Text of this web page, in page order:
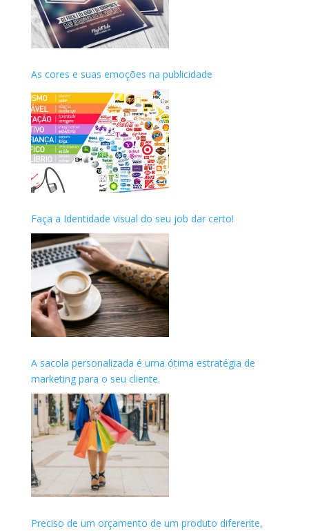
As cores e suas emoções na publicidade
Faça a Identidade visual do seu job dar certo!
A sacola personalizada é uma ótima estratégia de
marketing para o seu cliente.
Preciso de um orçamento de um produto diferente,